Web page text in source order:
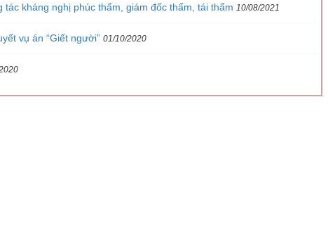
kháng nghị phúc thẩm, giám đốc thẩm, tái thẩm 10/08/2021
vụ án “Giết người” 01/10/2020